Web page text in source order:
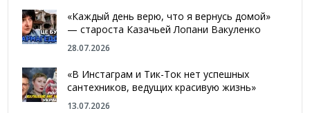
«Каждый день верю, что я вернусь домой»
— староста Казачьей Лопани Вакуленко
28.07.2026
«В Инстаграм и Тик-Ток нет успешных
сантехников, ведущих красивую жизнь»
13.07.2026